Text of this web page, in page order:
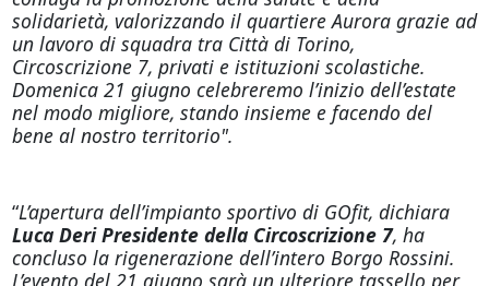
solidarietà, valorizzando il quartiere Aurora grazie ad
un lavoro di squadra tra Città di Torino,
Circoscrizione 7, privati e istituzioni scolastiche.
Domenica 21 giugno celebreremo l’inizio dell’estate
nel modo migliore, stando insieme e facendo del
bene al nostro territorio".
“L’apertura dell’impianto sportivo di GOfit, dichiara
Luca Deri Presidente della Circoscrizione 7, ha
concluso la rigenerazione dell’intero Borgo Rossini.
L’evento del 21 giugno sarà un ulteriore tassello per